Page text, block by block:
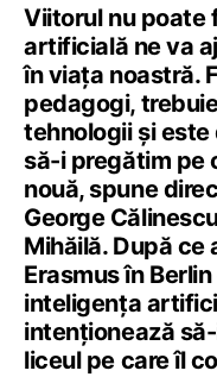
Viitorul nu poate
artificială ne va
în viața noastră.
pedagogi,
tehnologii și
să-i pregătim pe
nouă, spune
George
Mihăilă. După
Erasmus în
inteligența
intenționează
liceul pe care îl